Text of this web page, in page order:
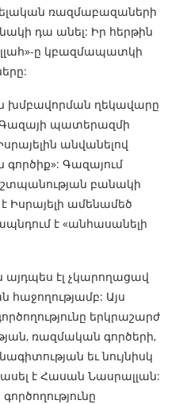
ռազմաբազաների
դա անել: Իր հերթին
ը կբազմապատկի
ղեկավարը
Գազայի պատերազմի
անվանելով
Գազայում
բանակի
ամենամեծ
է «անհասանելի
այդպես էլ չկարողացավ
Այս
երկրաշարժ
ռազմական գործերի,
եւ նույնիսկ
է Հասան Նասրալլան: